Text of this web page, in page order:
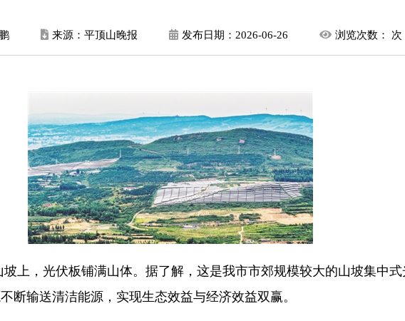
来源：平顶山晚报 发布日期： 2026-06-26 浏览次数： 次
上，光伏板铺满山体。据了解，这是我市市郊规模较大的山坡集中
断输送清洁能源，实现生态效益与经济效益双赢。